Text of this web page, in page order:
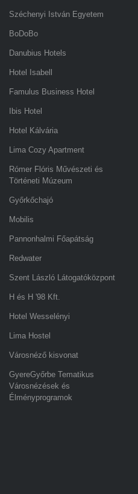
Széchenyi István Egyetem
BoDoBo
Danubius Hotels
Hotel Isabell
Famulus Business Hotel
Ibis Hotel
Hotel Kálvária
Lima Cozy Apartment
Rómer Flóris Művészeti és
Történeti Múzeum
Győrkőchajó
Mobilis
Pannonhalmi Főapátság
Redwater
Szent László Látogatóközpont
H és H '98 Kft.
Hotel Wesselényi
Lima Hostel
Városnéző kisvonat
GyereGyőrbe Tematikus
Városnézések és
Élményprogramok